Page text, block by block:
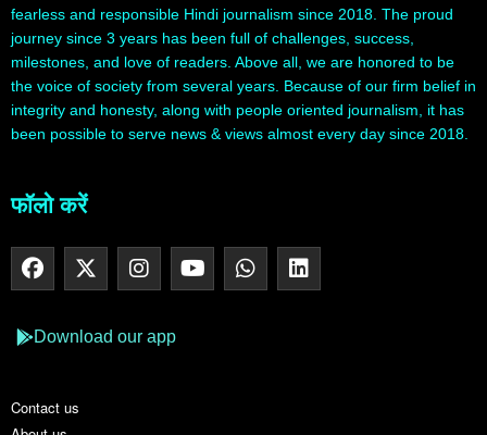
fearless and responsible Hindi journalism since 2018. The proud
journey since 3 years has been full of challenges, success,
milestones, and love of readers. Above all, we are honored to be
the voice of society from several years. Because of our firm belief in
integrity and honesty, along with people oriented journalism, it has
been possible to serve news & views almost every day since 2018.
फॉलो करें
Download our app
Contact us